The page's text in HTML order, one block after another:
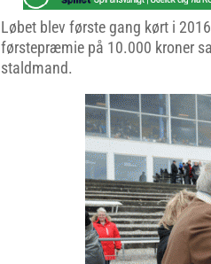
Løbet blev første gang kørt i
førstepræmie på 10.000 kroner
staldmand.